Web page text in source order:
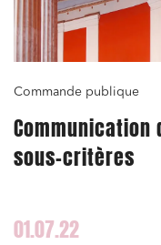
Commande publique
Communication
sous-critères
01.07.22
Établissements
Relations
Services
Projets